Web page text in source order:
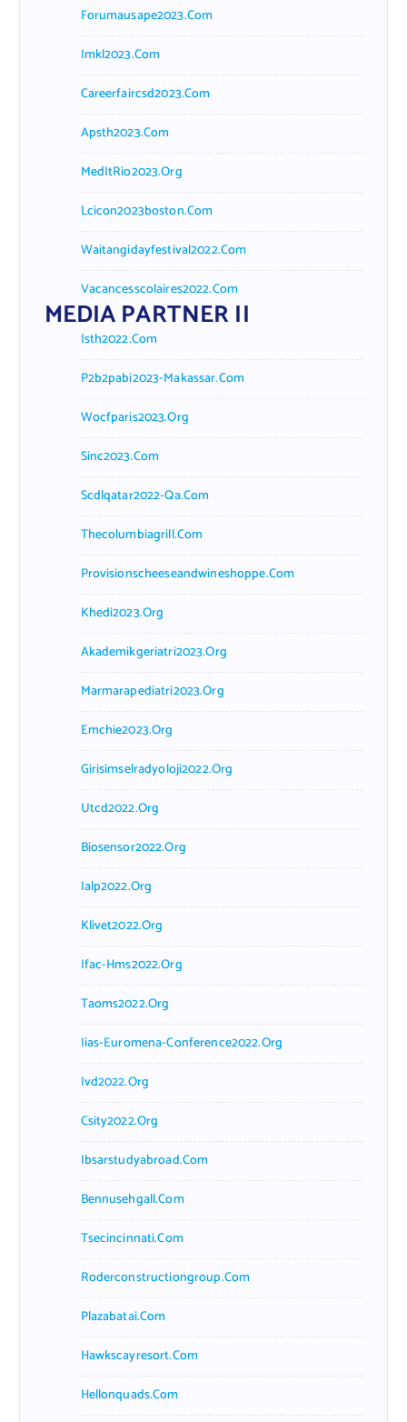
Forumausape2023.com
Imkl2023.com
Careerfaircsd2023.com
Apsth2023.com
MedItRio2023.org
Lcicon2023boston.com
Waitangidayfestival2022.com
Vacancesscolaires2022.com
MEDIA PARTNER II
Isth2022.com
P2b2pabi2023-Makassar.com
Wocfparis2023.org
Sinc2023.com
Scdlqatar2022-Qa.com
Thecolumbiagrill.com
Provisionscheeseandwineshoppe.com
Khedi2023.org
Akademikgeriatri2023.org
Marmarapediatri2023.org
Emchie2023.org
Girisimselradyoloji2022.org
Utcd2022.org
Biosensor2022.org
Ialp2022.org
Klivet2022.org
Ifac-Hms2022.org
Taoms2022.org
Iias-Euromena-Conference2022.org
Ivd2022.org
Csity2022.org
Ibsarstudyabroad.com
Bennusehgall.com
Tsecincinnati.com
Roderconstructiongroup.com
Plazabatai.com
Hawkscayresort.com
Hellonquads.com